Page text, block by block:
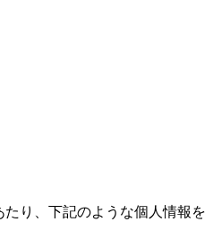
り、下記のような個人情報を